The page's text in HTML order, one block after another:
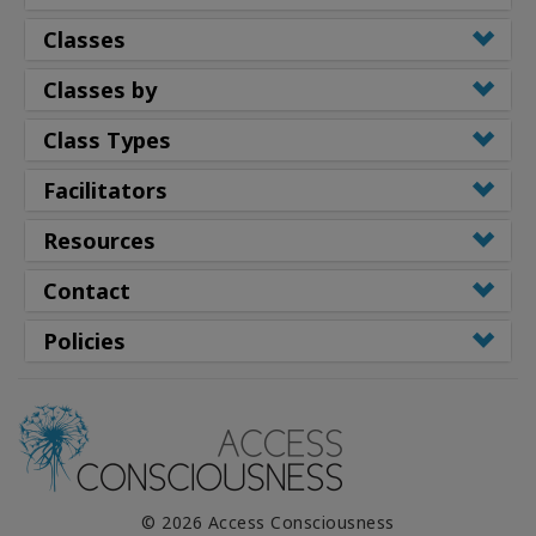
Classes
Classes by
Class Types
Facilitators
Resources
Contact
Policies
© 2026 Access Consciousness